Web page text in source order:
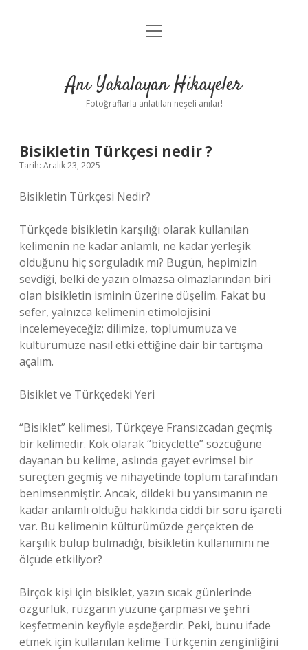
Anasayfa
Yasal Uyarı
menüyü
Anı Yakalayan Hikayeler
Fotoğraflarla anlatılan neşeli anılar!
Bisikletin Türkçesi nedir ?
Tarih: Aralık 23, 2025
Bisikletin Türkçesi Nedir?
Türkçede bisikletin karşılığı olarak kullanılan
kelimenin ne kadar anlamlı, ne kadar yerleşik
olduğunu hiç sorguladık mı? Bugün, hepimizin
sevdiği, belki de yazın olmazsa olmazlarından biri
olan bisikletin isminin üzerine düşelim. Fakat bu
sefer, yalnızca kelimenin etimolojisini
incelemeyeceğiz; dilimize, toplumumuza ve
kültürümüze nasıl etki ettiğine dair bir tartışma
açalım.
Bisiklet ve Türkçedeki Yeri
“Bisiklet” kelimesi, Türkçeye Fransızcadan geçmiş
bir kelimedir. Kök olarak “bicyclette” sözcüğüne
dayanan bu kelime, aslında gayet evrimsel bir
süreçten geçmiş ve nihayetinde toplum tarafından
benimsenmiştir. Ancak, dildeki bu yansımanın ne
kadar anlamlı olduğu hakkında ciddi bir soru işareti
var. Bu kelimenin kültürümüzde gerçekten de
karşılık bulup bulmadığı, bisikletin kullanımını ne
ölçüde etkiliyor?
Birçok kişi için bisiklet, yazın sıcak günlerinde
özgürlük, rüzgarın yüzüne çarpması ve şehri
keşfetmenin keyfiyle eşdeğerdir. Peki, bunu ifade
etmek için kullanılan kelime Türkçenin zenginliğini